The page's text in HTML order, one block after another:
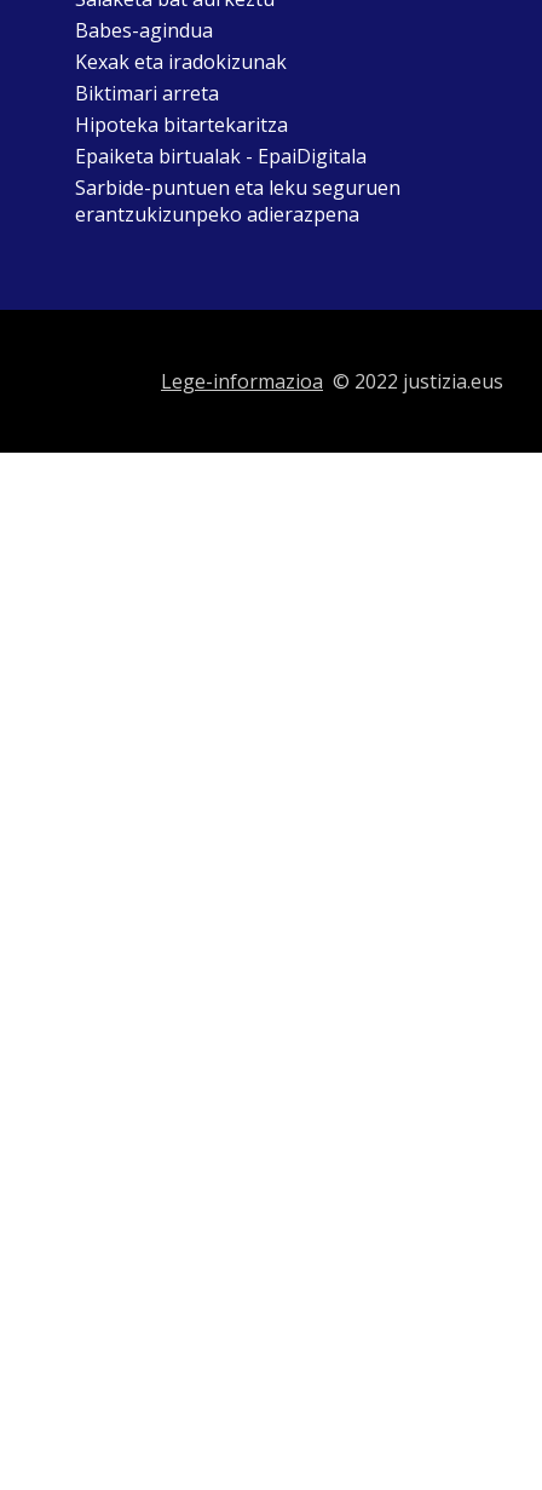
Babes-agindua
Kexak eta iradokizunak
Biktimari arreta
Hipoteka bitartekaritza
Epaiketa birtualak - EpaiDigitala
Sarbide-puntuen eta leku seguruen
erantzukizunpeko adierazpena
Lege-informazioa © 2022 justizia.eus